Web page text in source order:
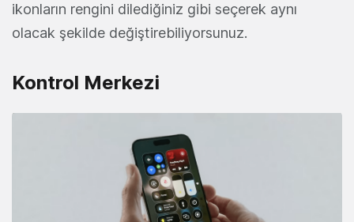
ikonların rengini dilediğiniz gibi seçerek aynı
olacak şekilde değiştirebiliyorsunuz.
Kontrol Merkezi